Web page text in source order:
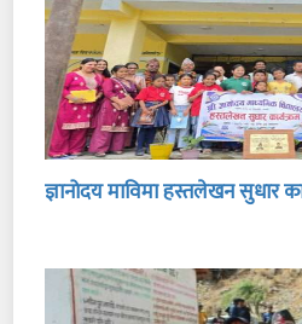
ज्ञानोदय माविमा हस्तलेखन सुधार